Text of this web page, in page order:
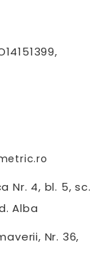
Nr. 4, bl. 5, sc.
Alba
Nr. 36,